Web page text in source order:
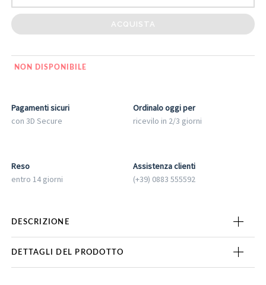
ACQUISTA
NON DISPONIBILE
Pagamenti sicuri
con 3D Secure
Ordinalo oggi per
ricevilo in 2/3 giorni
Reso
entro 14 giorni
Assistenza clienti
(+39) 0883 555592
DESCRIZIONE
DETTAGLI DEL PRODOTTO